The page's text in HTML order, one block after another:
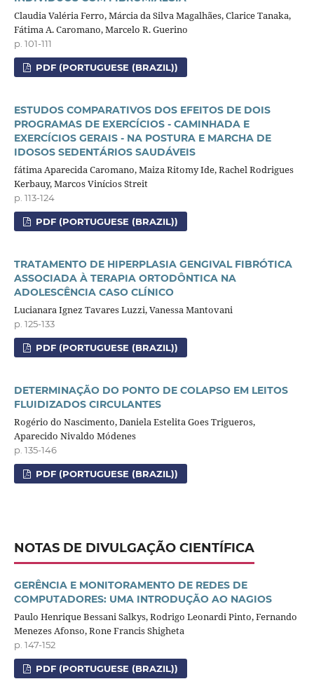
Claudia Valéria Ferro, Márcia da Silva Magalhães, Clarice Tanaka,
Fátima A. Caromano, Marcelo R. Guerino
p. 101-111
PDF (PORTUGUESE (BRAZIL))
ESTUDOS COMPARATIVOS DOS EFEITOS DE DOIS
PROGRAMAS DE EXERCÍCIOS - CAMINHADA E
EXERCÍCIOS GERAIS - NA POSTURA E MARCHA DE
IDOSOS SEDENTÁRIOS SAUDÁVEIS
fátima Aparecida Caromano, Maiza Ritomy Ide, Rachel Rodrigues
Kerbauy, Marcos Vinícios Streit
p. 113-124
PDF (PORTUGUESE (BRAZIL))
TRATAMENTO DE HIPERPLASIA GENGIVAL FIBRÓTICA
ASSOCIADA À TERAPIA ORTODÔNTICA NA
ADOLESCÊNCIA CASO CLÍNICO
Lucianara Ignez Tavares Luzzi, Vanessa Mantovani
p. 125-133
PDF (PORTUGUESE (BRAZIL))
DETERMINAÇÃO DO PONTO DE COLAPSO EM LEITOS
FLUIDIZADOS CIRCULANTES
Rogério do Nascimento, Daniela Estelita Goes Trigueros,
Aparecido Nivaldo Módenes
p. 135-146
PDF (PORTUGUESE (BRAZIL))
NOTAS DE DIVULGAÇÃO CIENTÍFICA
GERÊNCIA E MONITORAMENTO DE REDES DE
COMPUTADORES: UMA INTRODUÇÃO AO NAGIOS
Paulo Henrique Bessani Salkys, Rodrigo Leonardi Pinto, Fernando
Menezes Afonso, Rone Francis Shigheta
p. 147-152
PDF (PORTUGUESE (BRAZIL))